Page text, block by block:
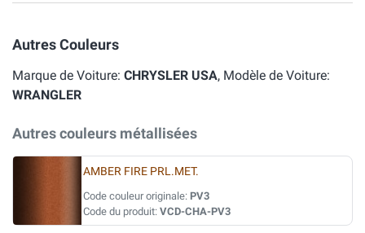
Autres Couleurs
Marque de Voiture: CHRYSLER USA, Modèle de Voiture:
WRANGLER
Autres couleurs métallisées
AMBER FIRE PRL.MET.
Code couleur originale: PV3
Code du produit: VCD-CHA-PV3